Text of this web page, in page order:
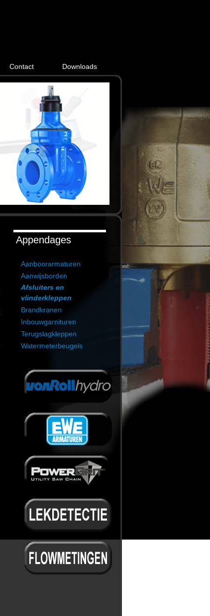
Contact Downloads
Appendages
Aanboorarmaturen
Aanwijsborden
Afsluiters en
vlinderkleppen
Brandkranen
Inbouwgarnituren
Terugslagkleppen
Watermeterbeugels